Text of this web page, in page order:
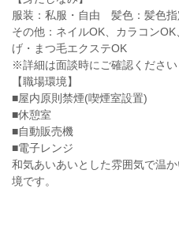
服装：私服・自由 髪色：髪色
その他：ネイルOK、カラコン
げ・まつ毛エクステOK
※詳細は面談時にご確認ください
【職場環境】
■屋内原則禁煙(喫煙室設置)
■休憩室
■自動販売機
■電子レンジ
和気あいあいとした雰囲気で温
境です。